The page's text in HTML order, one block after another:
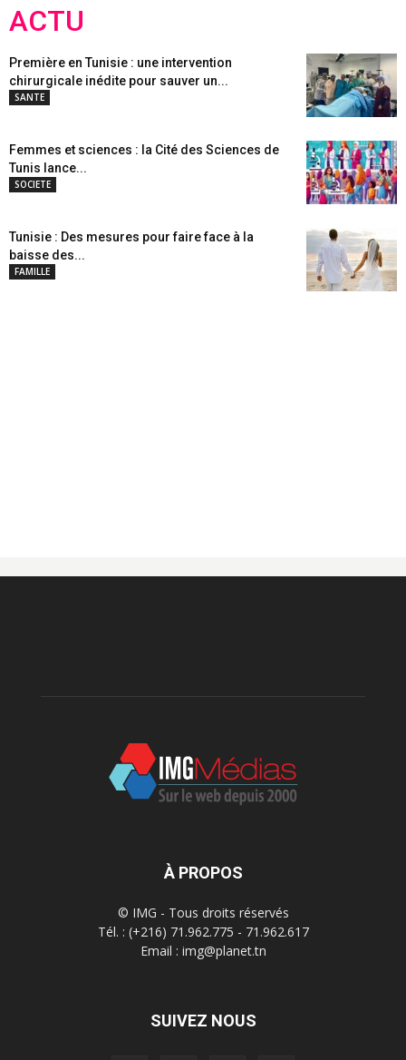
ACTU
Première en Tunisie : une intervention
chirurgicale inédite pour sauver un...
SANTE
Femmes et sciences : la Cité des Sciences de
Tunis lance...
SOCIETE
Tunisie : Des mesures pour faire face à la
baisse des...
FAMILLE
À PROPOS
© IMG - Tous droits réservés
Tél. : (+216) 71.962.775 - 71.962.617
Email : img@planet.tn
SUIVEZ NOUS